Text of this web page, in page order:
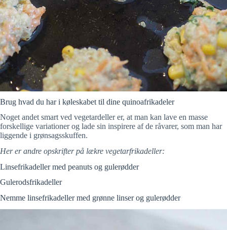
Brug hvad du har i køleskabet til dine quinoafrikadeler
Noget andet smart ved vegetardeller er, at man kan lave en masse
forskellige variationer og lade sin inspirere af de råvarer, som man har
liggende i grønsagsskuffen.
Her er andre opskrifter på lækre vegetarfrikadeller:
Linsefrikadeller med peanuts og gulerødder
Gulerodsfrikadeller
Nemme linsefrikadeller med grønne linser og gulerødder